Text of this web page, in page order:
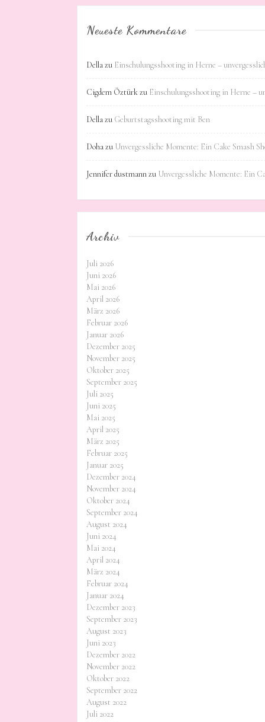
Neueste Kommentare
Dellazu Einschulungsshooting in Herne –
Cigdem Öztürkzu Einschulungsshooting in Herne –
Dellazu Geburtstagsshooting mit Ben
Dohazu Unvergessliche Momente: Ein Cake Smash
Jennifer dustmannzu Unvergessliche Momente: Ein
Archiv
Juli 2026
Juni 2026
Mai 2026
April 2026
März 2026
Februar 2026
Januar 2026
Dezember 2025
November 2025
Oktober 2025
September 2025
Juli 2025
Juni 2025
Mai 2025
April 2025
März 2025
Februar 2025
Januar 2025
Dezember 2024
November 2024
Oktober 2024
September 2024
August 2024
Juni 2024
Mai 2024
April 2024
März 2024
Februar 2024
Januar 2024
Dezember 2023
September 2023
August 2023
Juni 2023
Dezember 2022
November 2022
Oktober 2022
September 2022
August 2022
Juli 2022